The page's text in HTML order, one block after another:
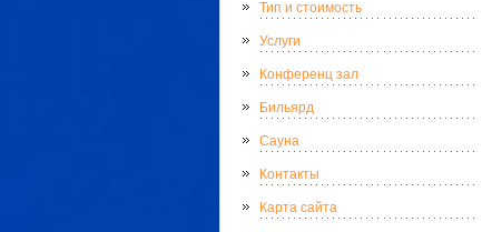
Тип и стоимость
Услуги
Конференц зал
Бильярд
Сауна
Контакты
Карта сайта